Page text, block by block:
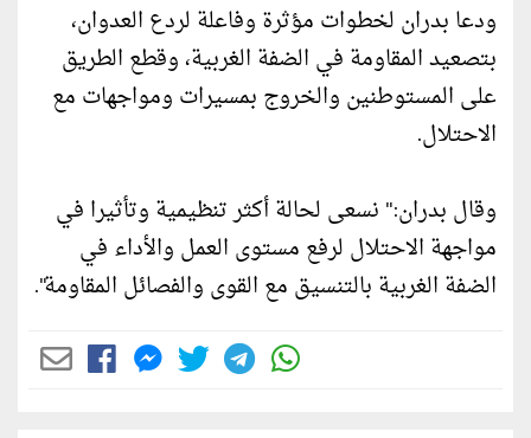
ودعا بدران لخطوات مؤثرة وفاعلة لردع العدوان،
بتصعيد المقاومة في الضفة الغربية، وقطع الطريق
على المستوطنين والخروج بمسيرات ومواجهات مع
الاحتلال.
وقال بدران:" نسعى لحالة أكثر تنظيمية وتأثيرا في
مواجهة الاحتلال لرفع مستوى العمل والأداء في
الضفة الغربية بالتنسيق مع القوى والفصائل المقاومة".